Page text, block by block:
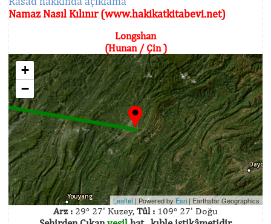
Namaz Nasıl Kılınır (www.hakikatkitabevi.net)
Longshan
(Hunan / Çin )
+
−
Leaflet | Powered by Esri | Earthstar Geographics
Arz : 29° 27' Kuzey, Tûl : 109° 27' Doğu